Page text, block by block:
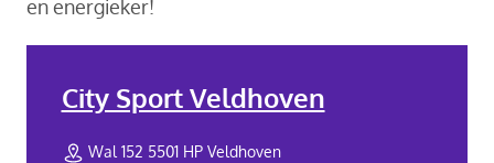
en energieker!
City Sport Veldhoven
Wal 152 5501 HP Veldhoven